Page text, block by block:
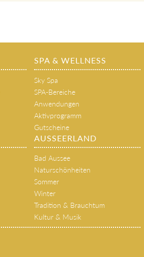
Sky Spa
SPA-Bereiche
Anwendungen
Aktivprogramm
Gutscheine
Bad Aussee
Naturschönheiten
Sommer
Winter
Tradition & Brauchtum